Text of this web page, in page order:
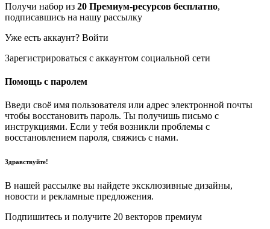
Получи набор из 20 Премиум-ресурсов бесплатно,
подписавшись на нашу рассылку
Уже есть аккаунт? Войти
Зарегистрироваться с аккаунтом социальной сети
Помощь с паролем
Введи своё имя пользователя или адрес электронной почты
чтобы восстановить пароль. Ты получишь письмо с
инструкциями. Если у тебя возникли проблемы с
восстановлением пароля, свяжись с нами.
Здравствуйте!
В нашей рассылке вы найдете эксклюзивные дизайны,
новости и рекламные предложения.
Подпишитесь и получите 20 векторов премиум